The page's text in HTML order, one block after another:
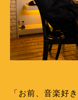
「お前、音楽好